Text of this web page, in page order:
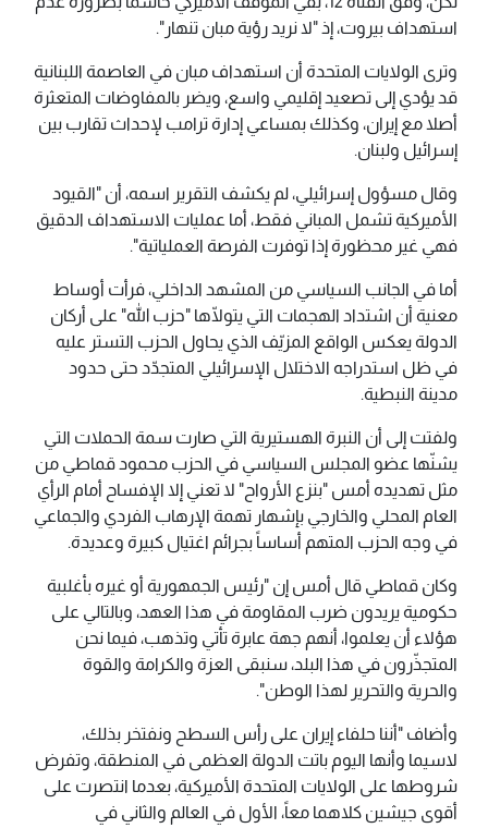
استهداف بيروت، إذ "لا نريد رؤية مبان تنهار".
وترى الولايات المتحدة أن استهداف مبان في العاصمة اللبنانية
قد يؤدي إلى تصعيد إقليمي واسع، ويضر بالمفاوضات المتعثرة
أصلا مع إيران، وكذلك بمساعي إدارة ترامب لإحداث تقارب بين
إسرائيل ولبنان.
وقال مسؤول إسرائيلي، لم يكشف التقرير اسمه، أن "القيود
الأميركية تشمل المباني فقط، أما عمليات الاستهداف الدقيق
فهي غير محظورة إذا توفرت الفرصة العملياتية".
أما في الجانب السياسي من المشهد الداخلي، فرأت أوساط
معنية أن اشتداد الهجمات التي يتولّاها "حزب الله" على أركان
الدولة يعكس الواقع المزيّف الذي يحاول الحزب التستر عليه
في ظل استدراجه الاختلال الإسرائيلي المتجدّد حتى حدود
مدينة النبطية.
ولفتت إلى أن النبرة الهستيرية التي صارت سمة الحملات التي
يشنّها عضو المجلس السياسي في الحزب محمود قماطي من
مثل تهديده أمس "بنزع الأرواح" لا تعني إلا الإفساح أمام الرأي
العام المحلي والخارجي بإشهار تهمة الإرهاب الفردي والجماعي
في وجه الحزب المتهم أساساً بجرائم اغتيال كبيرة وعديدة.
وكان قماطي قال أمس إن "رئيس الجمهورية أو غيره بأغلبية
حكومية يريدون ضرب المقاومة في هذا العهد، وبالتالي على
هؤلاء أن يعلموا، أنهم جهة عابرة تأتي وتذهب، فيما نحن
المتجذّرون في هذا البلد، سنبقى العزة والكرامة والقوة
والحرية والتحرير لهذا الوطن".
وأضاف "أننا حلفاء إيران على رأس السطح ونفتخر بذلك،
لاسيما وأنها اليوم باتت الدولة العظمى في المنطقة، وتفرض
شروطها على الولايات المتحدة الأميركية، بعدما انتصرت على
أقوى جيشين كلاهما معاً، الأول في العالم والثاني في